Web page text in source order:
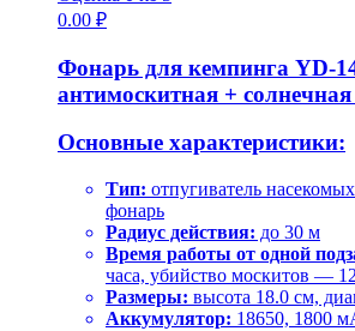
0.00 ₽
Фонарь для кемпинга YD-
антимоскитная +
Основные характеристики:
Тип: отпугиватель
фонарь
Радиус действия: до 30 м
Время работы от одной
часа, убийство москитов —
Размеры: высота 18.0 см,
Аккумулятор: 18650, 1800